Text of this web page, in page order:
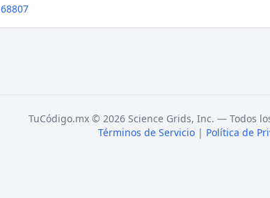
68807
TuCódigo.mx © 2026 Science Grids, Inc. — Todos
Términos de Servicio | Política de